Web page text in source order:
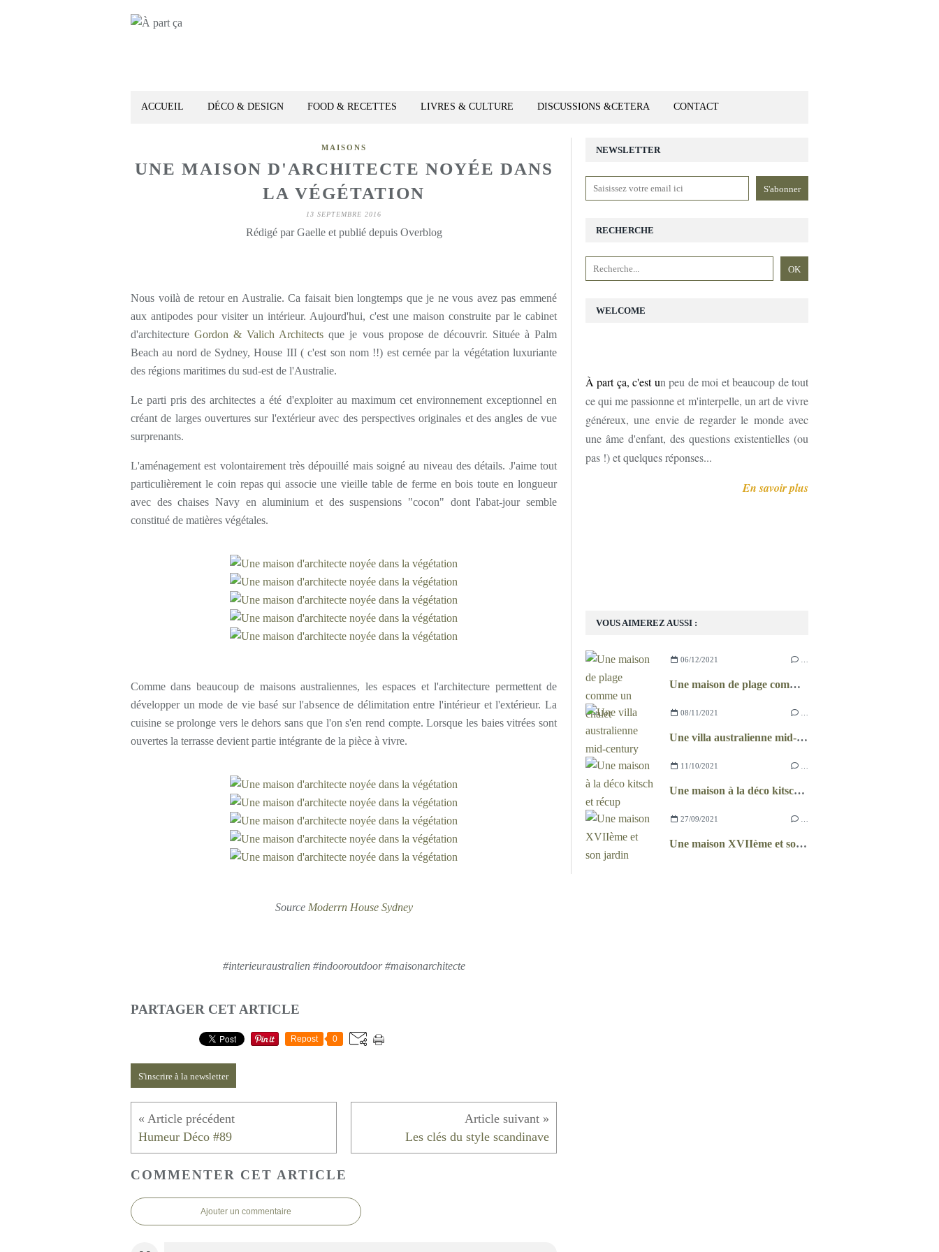
ACCUEIL DÉCO & DESIGN FOOD & RECETTES LIVRES & CULTURE DISCUSSIONS &CETERA CONTACT
MAISONS
UNE MAISON D'ARCHITECTE NOYÉE DANS
LA VÉGÉTATION
13 SEPTEMBRE 2016
Rédigé par Gaelle et publié depuis Overblog
Nous voilà de retour en Australie. Ca faisait bien longtemps que je ne vous avez pas emmené
aux antipodes pour visiter un intérieur. Aujourd'hui, c'est une maison construite par le cabinet
d'architectureGordon & Valich Architects que je vous propose de découvrir. Située à Palm
Beach au nord de Sydney, House III ( c'est son nom !!) est cernée par la végétation luxuriante
des régions maritimes du sud-est de l'Australie.
Le parti pris des architectes a été d'exploiter au maximum cet environnement exceptionnel en
créant de larges ouvertures sur l'extérieur avec des perspectives originales et des angles de vue
surprenants.
L'aménagement est volontairement très dépouillé mais soigné au niveau des détails. J'aime tout
particulièrement le coin repas qui associe une vieille table de ferme en bois toute en longueur
avec des chaises Navy en aluminium et des suspensions "cocon" dont l'abat-jour semble
constitué de matières végétales.
Comme dans beaucoup de maisons australiennes, les espaces et l'architecture permettent de
développer un mode de vie basé sur l'absence de délimitation entre l'intérieur et l'extérieur. La
cuisine se prolonge vers le dehors sans que l'on s'en rend compte. Lorsque les baies vitrées sont
ouvertes la terrasse devient partie intégrante de la pièce à vivre.
Source Moderrn House Sydney
#interieuraustralien #indooroutdoor #maisonarchitecte
PARTAGER CET ARTICLE
Repost 0
S'inscrire à la newsletter
Humeur Déco #89 Les clés du style scandinave
COMMENTER CET ARTICLE
Ajouter un commentaire
NEWSLETTER
RECHERCHE
VOUS AIMEREZ AUSSI :
06/12/2021
Une maison de plage comme un chalet
08/11/2021
Une villa australienne mid-century
11/10/2021
Une maison à la déco kitsch et récup
27/09/2021
Une maison XVIIème et son jardin
WELCOME
À part ça, c'est un peu de moi et beaucoup de tout
ce qui me passionne et m'interpelle, un art de vivre
généreux, une envie de regarder le monde avec
une âme d'enfant, des questions existentielles (ou
pas !) et quelques réponses...
En savoir plus